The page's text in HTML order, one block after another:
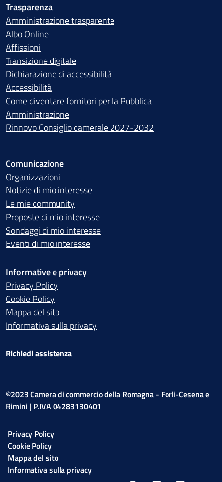
Trasparenza
Amministrazione trasparente
Albo Online
Affissioni
Transizione digitale
Dichiarazione di accessibilità
Accessibilità
Come diventare fornitori per la Pubblica
Amministrazione
Rinnovo Consiglio camerale 2027-2032
Comunicazione
Organizzazioni
Notizie di mio interesse
Le mie community
Proposte di mio interesse
Sondaggi di mio interesse
Eventi di mio interesse
Informative e privacy
Privacy Policy
Cookie Policy
Mappa del sito
Informativa sulla privacy
Richiedi assistenza
©2023 Camera di commercio della Romagna - Forli-Cesena e
Rimini | P.IVA 04283130401
Privacy Policy
Cookie Policy
Mappa del sito
Informativa sulla privacy